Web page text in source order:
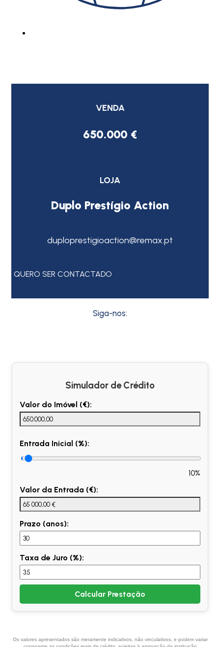
VENDA
650.000 €
LOJA
Duplo Prestígio Action
duploprestigioaction@remax.pt
QUERO SER CONTACTADO
Siga-nos:
Simulador de Crédito
Valor do Imóvel (€):
Entrada Inicial (%):
10%
Valor da Entrada (€):
Prazo (anos):
Taxa de Juro (%):
Calcular Prestação
Os valores apresentados são meramente indicativos, não vinculativos, e podem variar